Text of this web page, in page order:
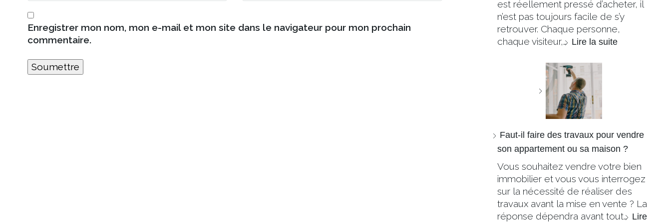
Enregistrer mon nom, mon e-mail et mon site dans le navigateur pour mon prochain
commentaire.
est réellement pressé d’acheter, il
n’est pas toujours facile de s’y
retrouver. Chaque personne,
chaque visiteur,… Lire la suite
Faut-il faire des travaux pour vendre
son appartement ou sa maison ?
Vous souhaitez vendre votre bien
immobilier et vous vous interrogez
sur la nécessité de réaliser des
travaux avant la mise en vente ? La
réponse dépendra avant tout… Lire